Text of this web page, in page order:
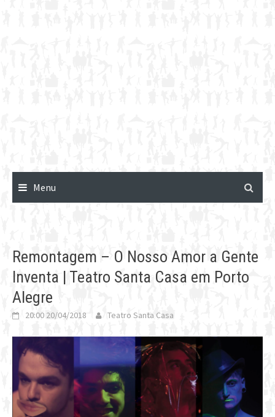
Menu
Remontagem – O Nosso Amor a Gente
Inventa | Teatro Santa Casa em Porto
Alegre
20:00 20/04/2018 Teatro Santa Casa